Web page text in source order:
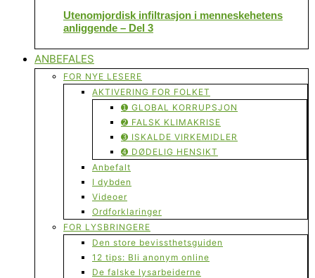
Utenomjordisk infiltrasjon i menneskehetens
anliggende – Del 3
ANBEFALES
FOR NYE LESERE
AKTIVERING FOR FOLKET
➊ GLOBAL KORRUPSJON
➋ FALSK KLIMAKRISE
➌ ISKALDE VIRKEMIDLER
➍ DØDELIG HENSIKT
Anbefalt
I dybden
Videoer
Ordforklaringer
FOR LYSBRINGERE
Den store bevissthetsguiden
12 tips: Bli anonym online
De falske lysarbeiderne